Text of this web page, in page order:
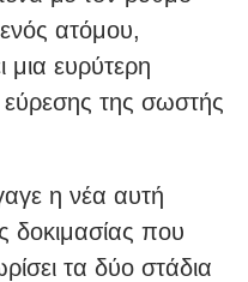
ατόμου,
ευρύτερη
της σωστής
η νέα αυτή
δοκιμασίας που
τα δύο στάδια